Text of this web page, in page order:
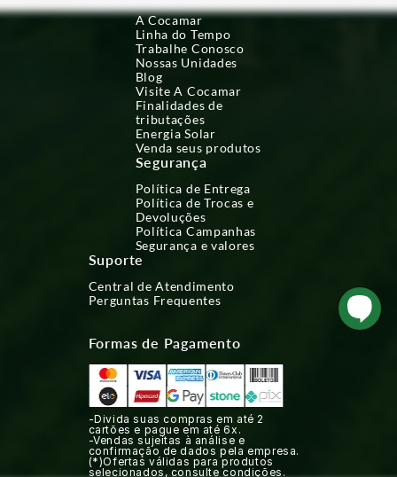
A Cocamar
Linha do Tempo
Trabalhe Conosco
Nossas Unidades
Blog
Visite A Cocamar
Finalidades de
tributações
Energia Solar
Venda seus produtos
Segurança
Política de Entrega
Política de Trocas e
Devoluções
Política Campanhas
Segurança e valores
Suporte
Central de Atendimento
Perguntas Frequentes
Formas de Pagamento
-Divida suas compras em até 2
cartões e pague em até 6x.
-Vendas sujeitas à análise e
confirmação de dados pela empresa.
(*)Ofertas válidas para produtos
selecionados, consulte condições.